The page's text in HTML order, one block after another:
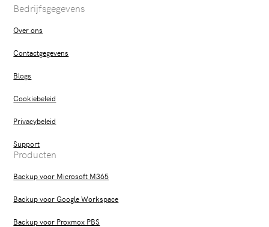
Bedrijfsgegevens
Over ons
Contactgegevens
Blogs
Cookiebeleid
Privacybeleid
Support
Producten
Backup voor Microsoft M365
Backup voor Google Workspace
Backup voor Proxmox PBS